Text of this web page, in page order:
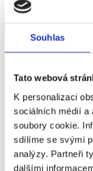
Souhlas
Tato webová
K personalizaci
sociálních médií a
soubory cookie.
sdílíme se svými
analýzy. Partneři
dalšími
Pro HR
Recent